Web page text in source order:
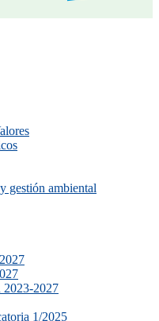
gestión ambiental
2027
1/2025